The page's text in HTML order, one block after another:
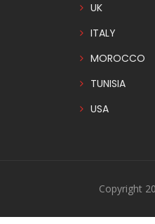
UK
ITALY
MOROCCO
TUNISIA
USA
Copyright